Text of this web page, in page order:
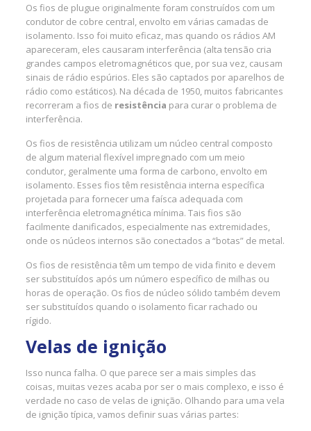
Os fios de plugue originalmente foram construídos com um
condutor de cobre central, envolto em várias camadas de
isolamento. Isso foi muito eficaz, mas quando os rádios AM
apareceram, eles causaram interferência (alta tensão cria
grandes campos eletromagnéticos que, por sua vez, causam
sinais de rádio espúrios. Eles são captados por aparelhos de
rádio como estáticos). Na década de 1950, muitos fabricantes
recorreram a fios de resistência para curar o problema de
interferência.
Os fios de resistência utilizam um núcleo central composto
de algum material flexível impregnado com um meio
condutor, geralmente uma forma de carbono, envolto em
isolamento. Esses fios têm resistência interna específica
projetada para fornecer uma faísca adequada com
interferência eletromagnética mínima. Tais fios são
facilmente danificados, especialmente nas extremidades,
onde os núcleos internos são conectados a “botas” de metal.
Os fios de resistência têm um tempo de vida finito e devem
ser substituídos após um número específico de milhas ou
horas de operação. Os fios de núcleo sólido também devem
ser substituídos quando o isolamento ficar rachado ou
rígido.
Velas de ignição
Isso nunca falha. O que parece ser a mais simples das
coisas, muitas vezes acaba por ser o mais complexo, e isso é
verdade no caso de velas de ignição. Olhando para uma vela
de ignição típica, vamos definir suas várias partes: